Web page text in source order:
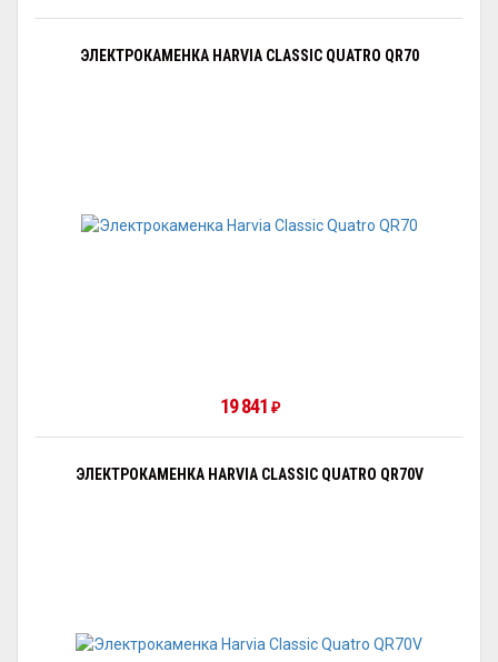
ЭЛЕКТРОКАМЕНКА HARVIA CLASSIC QUATRO QR70
19 841 ₽
ЭЛЕКТРОКАМЕНКА HARVIA CLASSIC QUATRO QR70V